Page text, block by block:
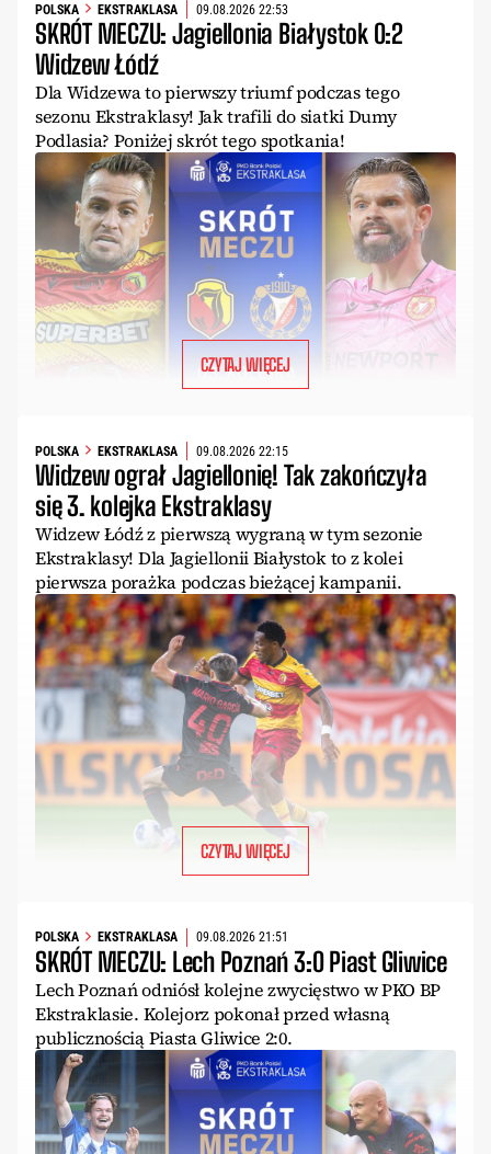
POLSKA EKSTRAKLASA 09.08.2026 22:53
SKRÓT MECZU: Jagiellonia Białystok 0:2
Widzew Łódź
Dla Widzewa to pierwszy triumf podczas tego
sezonu Ekstraklasy! Jak trafili do siatki Dumy
Podlasia? Poniżej skrót tego spotkania!
CZYTAJ WIĘCEJ
POLSKA EKSTRAKLASA 09.08.2026 22:15
Widzew ograł Jagiellonię! Tak zakończyła
się 3. kolejka Ekstraklasy
Widzew Łódź z pierwszą wygraną w tym sezonie
Ekstraklasy! Dla Jagiellonii Białystok to z kolei
pierwsza porażka podczas bieżącej kampanii.
CZYTAJ WIĘCEJ
POLSKA EKSTRAKLASA 09.08.2026 21:51
SKRÓT MECZU: Lech Poznań 3:0 Piast Gliwice
Lech Poznań odniósł kolejne zwycięstwo w PKO BP
Ekstraklasie. Kolejorz pokonał przed własną
publicznością Piasta Gliwice 2:0.